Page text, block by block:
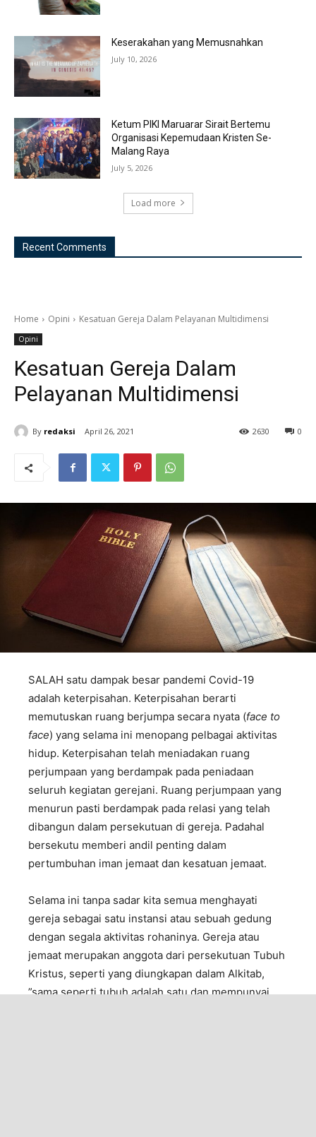
Keserakahan yang Memusnahkan
July 10, 2026
Ketum PIKI Maruarar Sirait Bertemu
Organisasi Kepemudaan Kristen Se-
Malang Raya
July 5, 2026
Load more
Recent Comments